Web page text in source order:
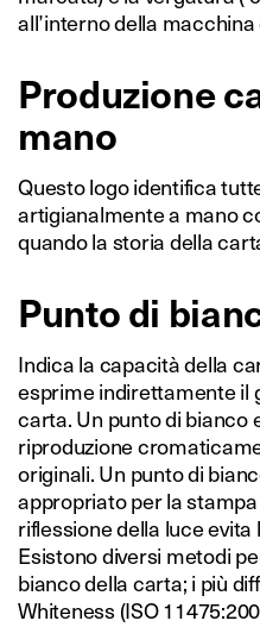
all’interno della
Produzione
mano
Questo logo identifica
artigianalmente a mano
quando la storia della
Punto di
Indica la capacità della
esprime indirettamente il
carta. Un punto di bianco
riproduzione
originali. Un punto di
appropriato per la
riflessione della luce
Esistono diversi metodi
bianco della carta; i più
Whiteness (ISO